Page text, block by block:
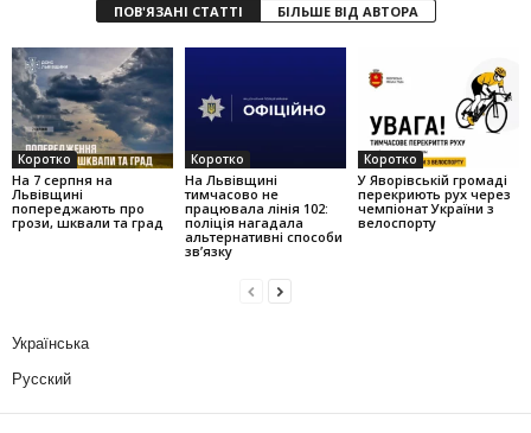
ПОВ'ЯЗАНІ СТАТТІ БІЛЬШЕ ВІД АВТОРА
Коротко
На 7 серпня на
Львівщині
попереджають про
грози, шквали та град
Коротко
На Львівщині
тимчасово не
працювала лінія 102:
поліція нагадала
альтернативні способи
зв’язку
Коротко
У Яворівській громаді
перекриють рух через
чемпіонат України з
велоспорту
Українська
Русский